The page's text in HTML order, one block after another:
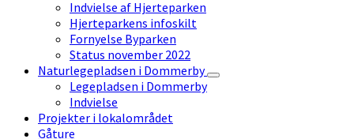
Indvielse af Hjerteparken
Hjerteparkens infoskilt
Fornyelse Byparken
Status november 2022
Naturlegepladsen i Dommerby
Legepladsen i Dommerby
Indvielse
Projekter i lokalområdet
Gåture